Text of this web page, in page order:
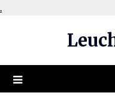
.